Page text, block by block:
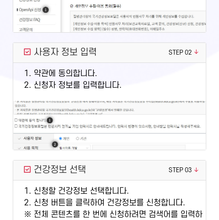
사용자 정보 입력 STEP 02
1. 약관에 동의합니다.
2. 신청자 정보를 입력합니다.
건강정보 선택 STEP 03
1. 신청할 건강정보 선택합니다.
2. 신청 버튼을 클릭하여 건강정보를 신청합니다.
※ 전체 콘텐츠를 한 번에 신청하려면 검색어를 입력하